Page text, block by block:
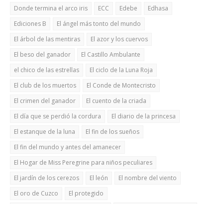
Donde termina el arco iris
ECC Edebe
Edhasa
Ediciones B
El ángel más tonto del mundo
El árbol de las mentiras
El azor y los cuervos
El beso del ganador
El Castillo Ambulante
el chico de las estrellas
El ciclo de la Luna Roja
El club de los muertos
El Conde de Montecristo
El crimen del ganador
El cuento de la criada
El día que se perdió la cordura
El diario de la princesa
El estanque de la luna
El fin de los sueños
El fin del mundo y antes del amanecer
El Hogar de Miss Peregrine para niños peculiares
El jardín de los cerezos
El león
El nombre del viento
El oro de Cuzco
El protegido